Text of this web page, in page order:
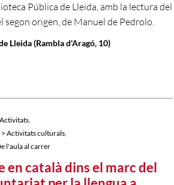
Pública de Lleida, amb la lectura del
origen, de Manuel de Pedrolo.
Lleida (Rambla d'Aragó, 10)
,
Activitats culturals,
l'aula al carrer
en català dins el marc del